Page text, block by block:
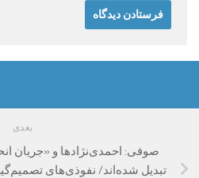
بعدی
صوفی: احمدی‌نژادها و «جریان
تبدیل شده‌اند/ نفوذی‌های